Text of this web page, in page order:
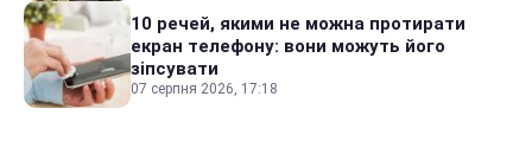
10 речей, якими не можна протирати
екран телефону: вони можуть його
зіпсувати
07 серпня 2026, 17:18